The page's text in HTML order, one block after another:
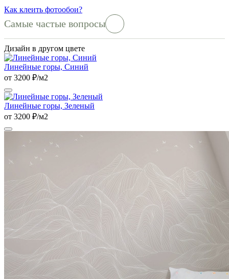
Как клеить фотообои?
Самые частые вопросы
Дизайн в другом цвете
Линейные горы, Синий
от 3200 ₽/м2
Линейные горы, Зеленый
от 3200 ₽/м2